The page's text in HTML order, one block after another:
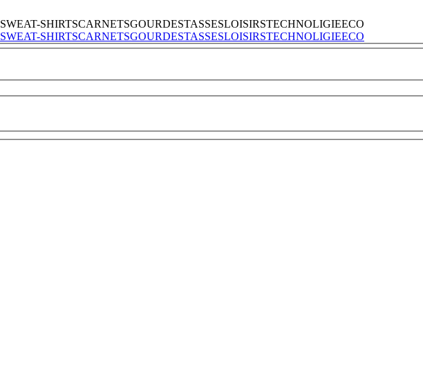
SWEAT-SHIRTSCARNETSGOURDESTASSESLOISIRSTECHNOLIGIEECO
SWEAT-SHIRTSCARNETSGOURDESTASSESLOISIRSTECHNOLIGIEECO